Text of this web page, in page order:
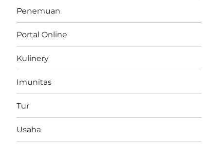
Penemuan
Portal Online
Kulinery
Imunitas
Tur
Usaha